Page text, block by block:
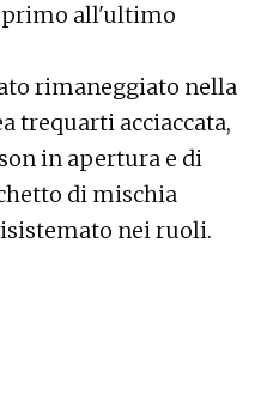
primo all'ultimo
rimaneggiato nella
trequarti acciaccata,
in apertura e di
di mischia
nei ruoli.